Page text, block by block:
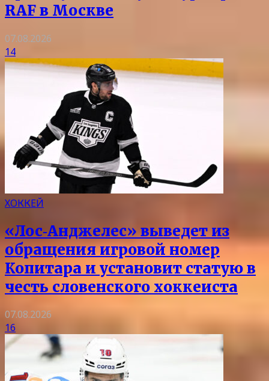
RAF в Москве
07.08.2026
14
ХОККЕЙ
«Лос‑Анджелес» выведет из
обращения игровой номер
Копитара и установит статую в
честь словенского хоккеиста
07.08.2026
16